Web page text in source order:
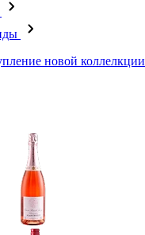
новой коллелкции